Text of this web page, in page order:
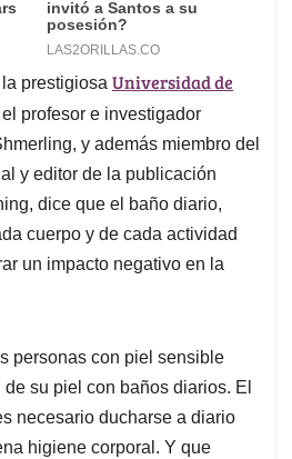
prestigiosa Universidad de
profesor e investigador
y además miembro del
y editor de la publicación
dice que el baño diario,
cuerpo y de cada actividad
un impacto negativo en la
personas con piel sensible
su piel con baños diarios. El
necesario ducharse a diario
higiene corporal. Y que